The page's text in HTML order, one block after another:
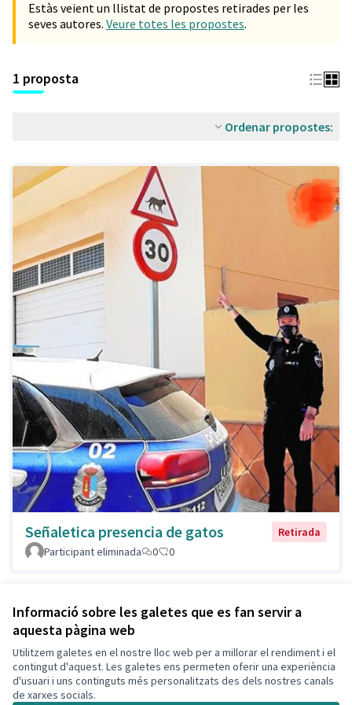
Informació sobre les galetes que es fan servir a
aquesta pàgina web
Utilitzem galetes en el nostre lloc web per a millorar el rendiment i el
contingut d'aquest. Les galetes ens permeten oferir una experiència
d'usuari i uns continguts més personalitzats des dels nostres canals
de xarxes socials.
Estàs veient un llistat de propostes retirades per les
seves autores. Veure totes les propostes.
1 proposta
Ordenar propostes:
Señaletica presencia de gatos
Retirada
Participant eliminada
0 0
Veure totes les propostes
Termes i condicions d'ús
Configuració de les galetes
Decidim Calafell a X
Decidim Calafell a Facebook
Decidim Calafell a YouTube
Decidim Calafell a GitHub